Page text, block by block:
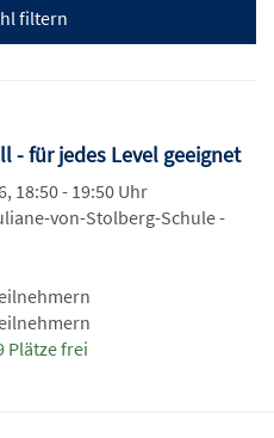
- für jedes Level geeignet
18:50 - 19:50 Uhr
von-Stolberg-Schule -
Plätze frei